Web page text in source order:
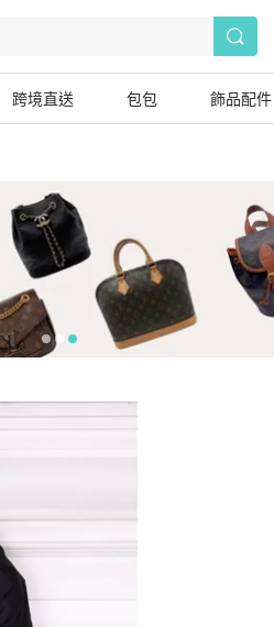
跨境直送 包包 飾品配件